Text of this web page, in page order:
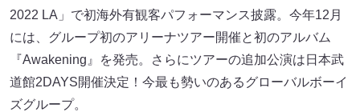
2022 LA」で初海外有観客パフォーマンス披露。今年12月
には、グループ初のアリーナツアー開催と初のアルバム
『Awakening』を発売。さらにツアーの追加公演は日本武
道館2DAYS開催決定！今最も勢いのあるグローバルボーイ
ズグループ。